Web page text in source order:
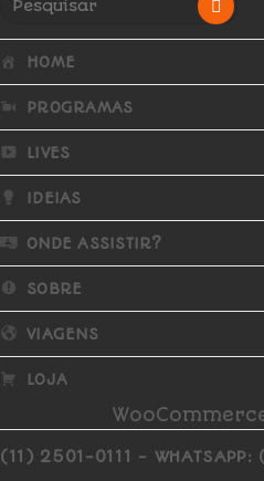
HOME
PROGRAMAS
LIVES
IDEIAS
ONDE ASSISTIR?
SOBRE
VIAGENS
LOJA
(11) 2501-0111 -